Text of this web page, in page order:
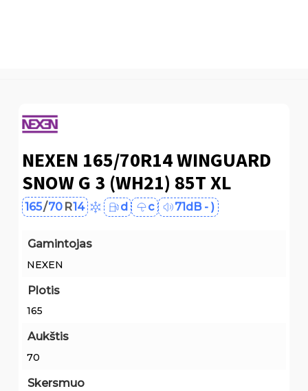
NEXEN 165/70R14 WINGUARD
SNOW G 3 (WH21) 85T XL
165/70 R14 d c 71dB - )
Gamintojas
NEXEN
Plotis
165
Aukštis
70
Skersmuo